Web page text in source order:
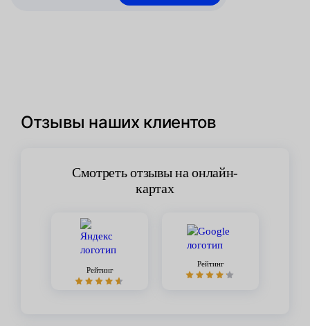
Отзывы наших клиентов
Смотреть отзывы на онлайн-
картах
Рейтинг
Рейтинг